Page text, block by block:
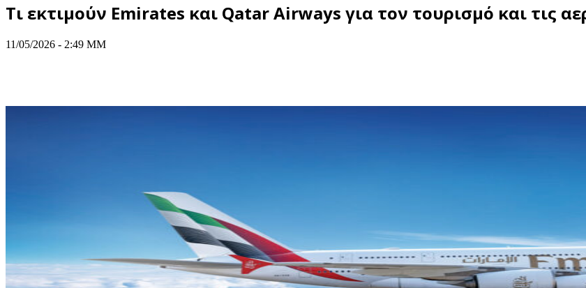
Τι εκτιμούν Emirates και Qatar Airways για τον τουρισμό και τις
11/05/2026 - 2:49 ΜΜ